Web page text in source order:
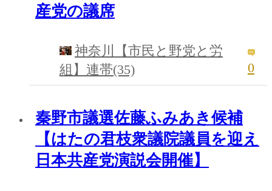
産党の議席
神奈川【市民と野党と労
組】連帯(35)
0
秦野市議選佐藤ふみあき候補
【はたの君枝衆議院議員を迎え
日本共産党演説会開催】